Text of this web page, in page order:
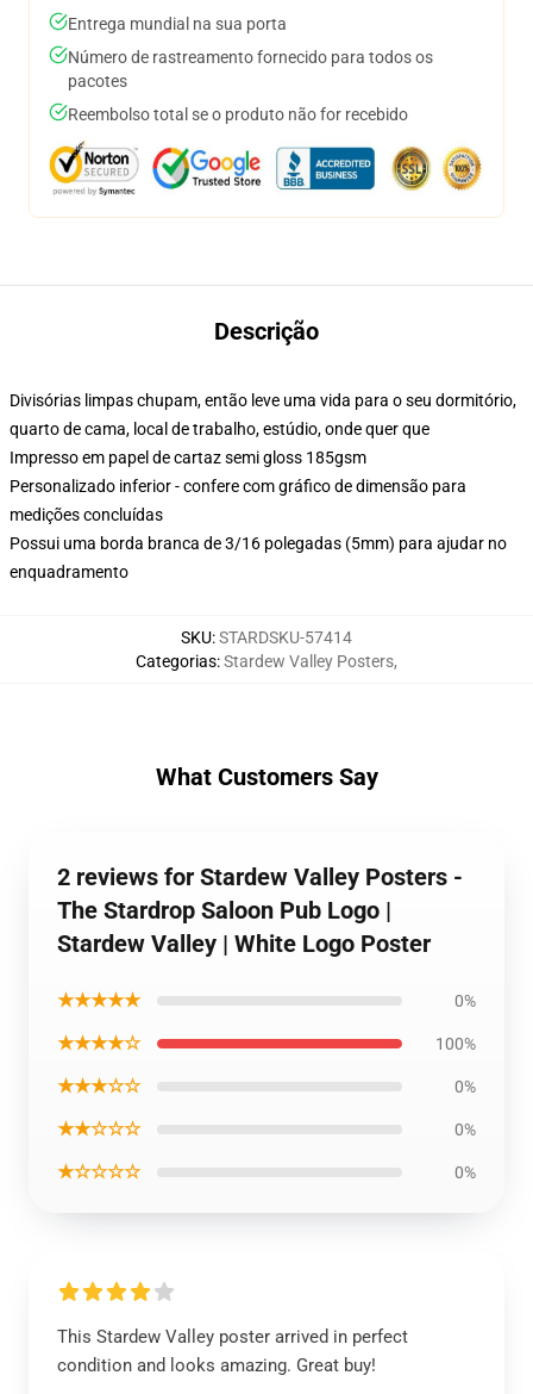
Entrega mundial na sua porta
Número de rastreamento fornecido para todos os
pacotes
Reembolso total se o produto não for recebido
Descrição
Divisórias limpas chupam, então leve uma vida para o seu dormitório,
quarto de cama, local de trabalho, estúdio, onde quer que
Impresso em papel de cartaz semi gloss 185gsm
Personalizado inferior - confere com gráfico de dimensão para
medições concluídas
Possui uma borda branca de 3/16 polegadas (5mm) para ajudar no
enquadramento
SKU:STARDSKU-57414
Categorias:Stardew Valley Posters,
What Customers Say
2 reviews for Stardew Valley Posters -
The Stardrop Saloon Pub Logo |
Stardew Valley | White Logo Poster
★★★★★ 0%
★★★★☆ 100%
★★★☆☆ 0%
★★☆☆☆ 0%
★☆☆☆☆ 0%
This Stardew Valley poster arrived in perfect
condition and looks amazing. Great buy!